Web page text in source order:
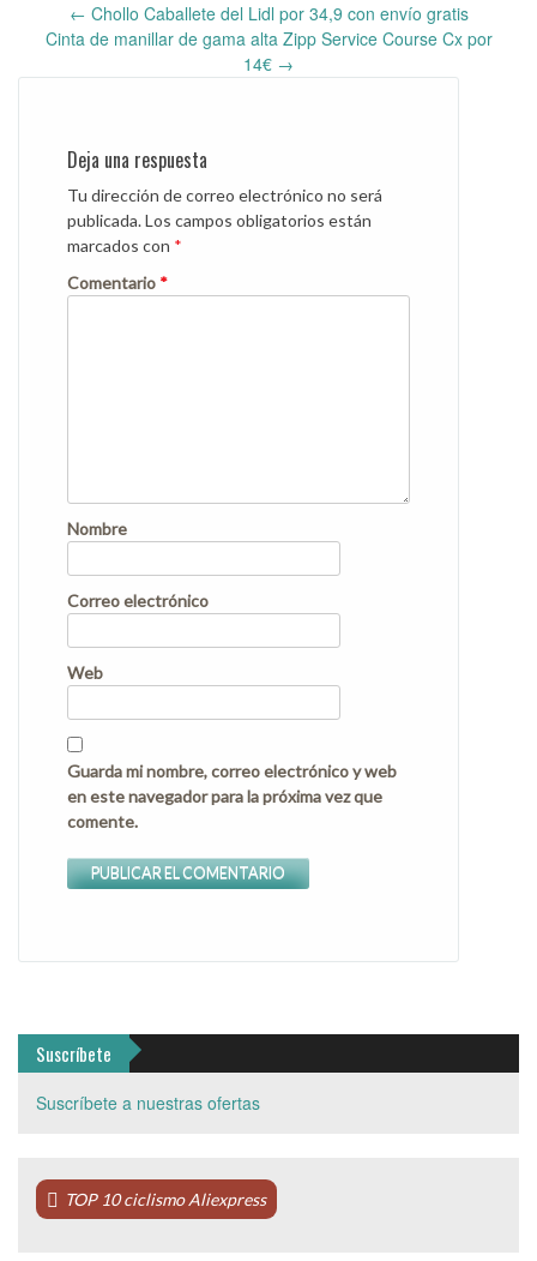
Post
← Chollo Caballete del Lidl por 34,9 con envío gratis
Cinta de manillar de gama alta Zipp Service Course Cx por
14€ →
Deja una respuesta
Tu dirección de correo electrónico no será
publicada.Los campos obligatorios están
marcados con *
Comentario *
Nombre
Correo electrónico
Web
Guarda mi nombre, correo electrónico y web
en este navegador para la próxima vez que
comente.
Suscríbete
Suscríbete a nuestras ofertas
TOP 10 ciclismo Aliexpress